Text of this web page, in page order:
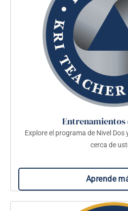
Entrenamientos
Explore el programa de Nivel
cerca de
Aprende